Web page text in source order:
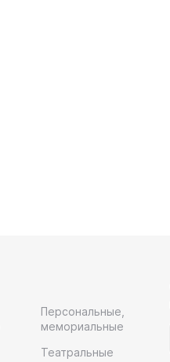
Персональные,
мемориальные
Театральные